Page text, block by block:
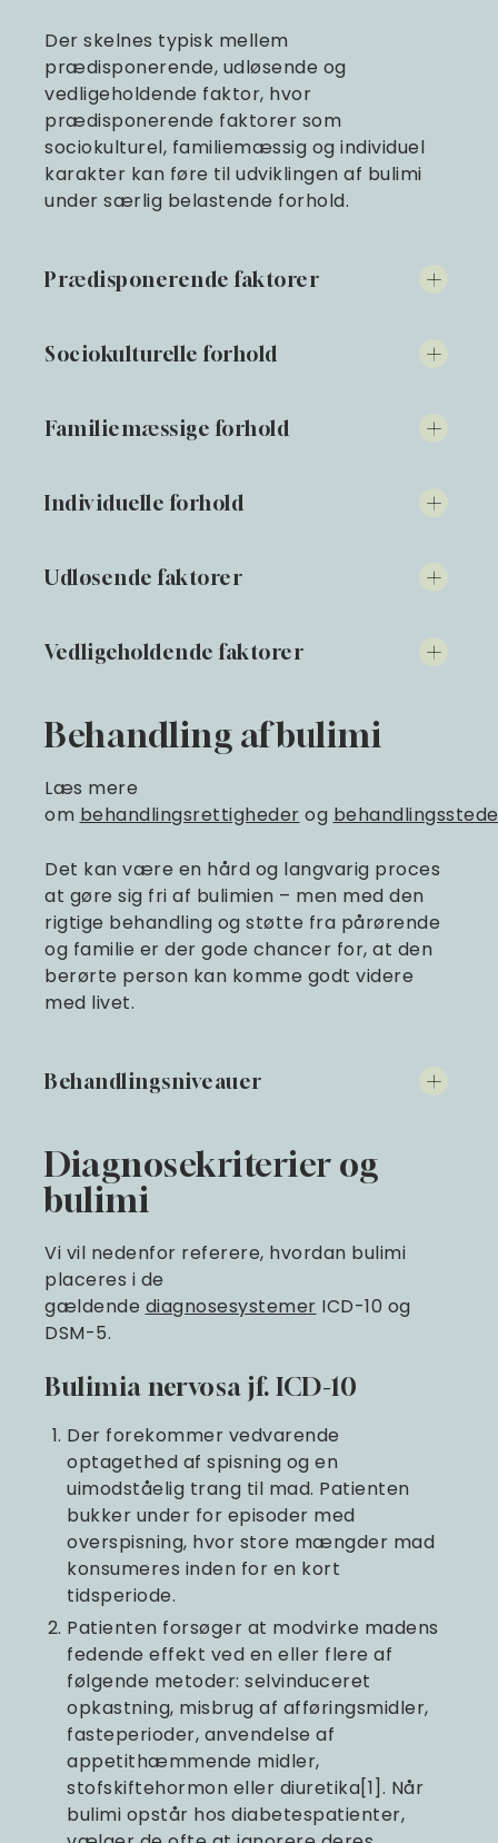
Der skelnes typisk mellem
prædisponerende, udløsende og
vedligeholdende faktor, hvor
prædisponerende faktorer som
sociokulturel, familiemæssig og individuel
karakter kan føre til udviklingen af bulimi
under særlig belastende forhold.
Prædisponerende faktorer
Sociokulturelle forhold
Familiemæssige forhold
Individuelle forhold
Udløsende faktorer
Vedligeholdende faktorer
Behandling af bulimi
Læs mere
om behandlingsrettigheder og
Det kan være en hård og langvarig proces
at gøre sig fri af bulimien – men med den
rigtige behandling og støtte fra pårørende
og familie er der gode chancer for, at den
berørte person kan komme godt videre
med livet.
Behandlingsniveauer
Diagnosekriterier og
bulimi
Vi vil nedenfor referere, hvordan bulimi
placeres i de
gældende diagnosesystemer ICD-10 og
DSM-5.
Bulimia nervosa jf. ICD-10
Der forekommer vedvarende
optagethed af spisning og en
uimodståelig trang til mad. Patienten
bukker under for episoder med
overspisning, hvor store mængder mad
konsumeres inden for en kort
tidsperiode.
Patienten forsøger at modvirke madens
fedende effekt ved en eller flere af
følgende metoder: selvinduceret
opkastning, misbrug af afføringsmidler,
fasteperioder, anvendelse af
appetithæmmende midler,
stofskiftehormon eller diuretika[1]. Når
bulimi opstår hos diabetespatienter,